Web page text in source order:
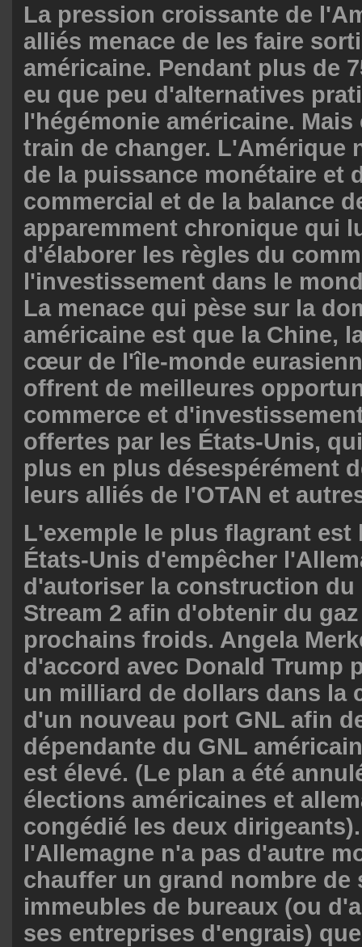
La pression croissante de
alliés menace de les faire
américaine. Pendant plus de
eu que peu d'alternatives
l'hégémonie américaine. Mais
train de changer. L'Amérique
de la puissance monétaire et
commercial et de la balance
apparemment chronique qui
d'élaborer les règles du
l'investissement dans le
La menace qui pèse sur la
américaine est que la Chine,
cœur de l'île-monde
offrent de meilleures
commerce et
offertes par les États-Unis,
plus en plus désespérément
leurs alliés de l'OTAN et
L'exemple le plus flagrant est
États-Unis d'empêcher
d'autoriser la construction du
Stream 2 afin d'obtenir du
prochains froids. Angela
d'accord avec Donald Trump
un milliard de dollars dans la
d'un nouveau port GNL afin
dépendante du GNL
est élevé. (Le plan a été
élections américaines et
congédié les deux
l'Allemagne n'a pas d'autre
chauffer un grand nombre de
immeubles de bureaux (ou
ses entreprises d'engrais)